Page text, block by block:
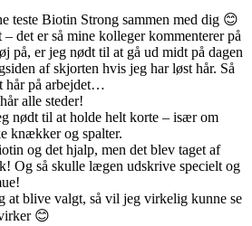
teste Biotin Strong sammen med dig 😊
det er så mine kolleger kommenterer på
på, er jeg nødt til at gå ud midt på dagen
af skjorten hvis jeg har løst hår. Så
hår på arbejdet…
alle steder!
nødt til at holde helt korte – især om
knækker og spalter.
og det hjalp, men det blev taget af
Og så skulle lægen udskrive specielt og
at blive valgt, så vil jeg virkelig kunne se
😊